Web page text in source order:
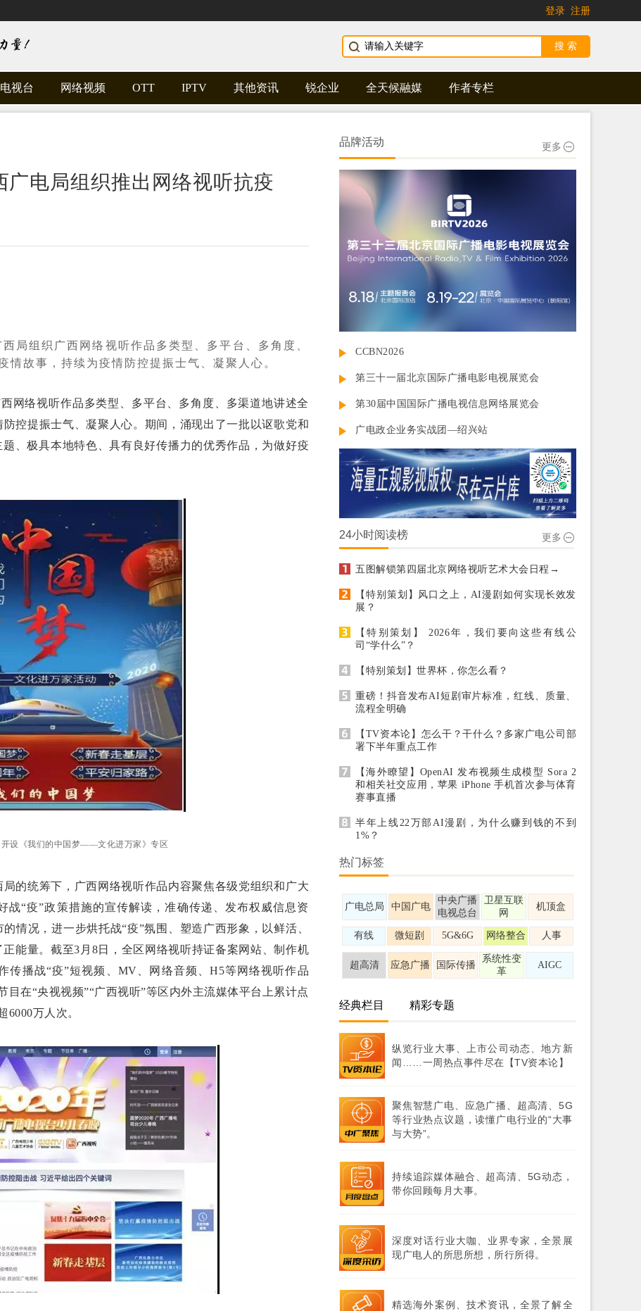
登录 注册
电视台 网络视频 OTT IPTV 其他资讯 锐企业 全天候融媒 作者专栏
广电局组织推出网络视听抗疫
局组织广西网络视听作品多类型、多平台、多角度、
情故事，持续为疫情防控提振士气、凝聚人心。
网络视听作品多类型、多平台、多角度、多渠道地讲述全
控提振士气、凝聚人心。期间，涌现出了一批以讴歌党和
、极具本地特色、具有良好传播力的优秀作品，为做好疫
开设《我们的中国梦——文化进万家》专区
局的统筹下，广西网络视听作品内容聚焦各级党组织和广大
战“疫”政策措施的宣传解读，准确传递、发布权威信息资
情况，进一步烘托战“疫”氛围、塑造广西形象，以鲜活、
能量。截至3月8日，全区网络视听持证备案网站、制作机
传播战“疫”短视频、MV、网络音频、H5等网络视听作品
目在“央视视频”“广西视听”等区内外主流媒体平台上累计点
万人次。
品牌活动 更多
CCBN2026
第三十一届北京国际广播电影电视展览会
第30届中国国际广播电视信息网络展览会
广电政企业务实战团—绍兴站
24小时阅读榜 更多
五图解锁第四届北京网络视听艺术大会日程→
【特别策划】风口之上，AI漫剧如何实现长效发
展？
【特别策划】 2026年，我们要向这些有线公
司“学什么”？
【特别策划】世界杯，你怎么看？
重磅！抖音发布AI短剧审片标准，红线、质量、
流程全明确
【TV资本论】怎么干？干什么？多家广电公司部
署下半年重点工作
【海外瞭望】OpenAI 发布视频生成模型 Sora 2
和相关社交应用，苹果 iPhone 手机首次参与体育
赛事直播
半年上线22万部AI漫剧，为什么赚到钱的不到
1%？
热门标签
广电总局 中国广电
中央广播
电视总台
卫星互联
网
机顶盒
有线 微短剧 5G&6G 网络整合 人事
超高清 应急广播 国际传播
系统性变
革
AIGC
经典栏目 精彩专题
纵览行业大事、上市公司动态、地方新
闻……一周热点事件尽在【TV资本论】
聚焦智慧广电、应急广播、超高清、5G
等行业热点议题，读懂广电行业的“大事
与大势”。
持续追踪媒体融合、超高清、5G动态，
带你回顾每月大事。
深度对话行业大咖、业界专家，全景展
现广电人的所思所想，所行所得。
精选海外案例、技术资讯，全景了解全